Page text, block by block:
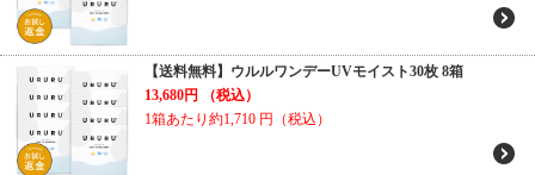
【送料無料】ウルルワンデーUVモイスト30枚 8箱
13,680円
（税込）
1箱あたり約1,710 円（税込）